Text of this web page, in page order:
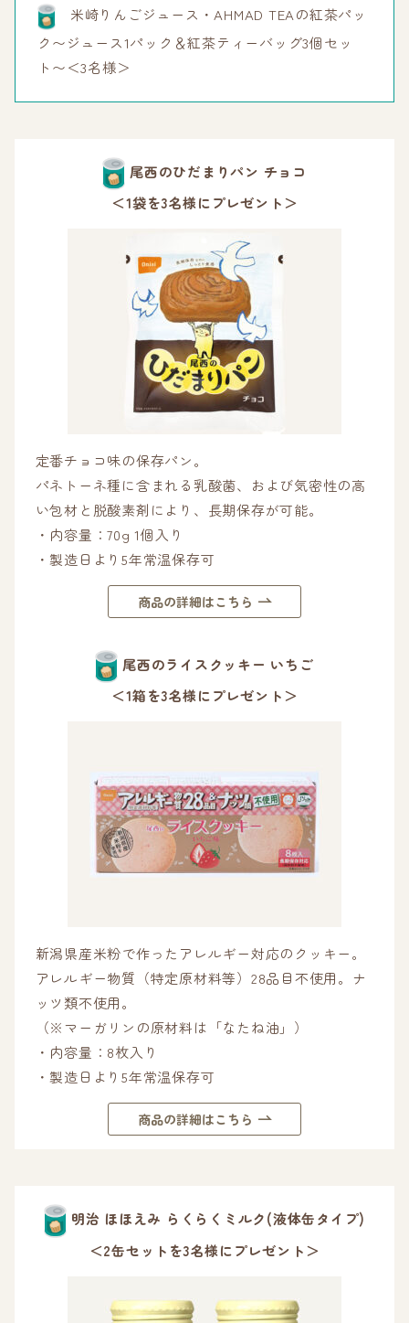
米崎りんごジュース・AHMAD TEAの紅茶パッ
ク〜ジュース1パック＆紅茶ティーバッグ3個セッ
ト〜＜3名様＞
尾西のひだまりパン チョコ
＜1袋を3名様にプレゼント＞
定番チョコ味の保存パン。
パネトーネ種に含まれる乳酸菌、および気密性の高
い包材と脱酸素剤により、長期保存が可能。
・内容量：70g 1個入り
・製造日より5年常温保存可
商品の詳細はこちら
尾西のライスクッキー いちご
＜1箱を3名様にプレゼント＞
新潟県産米粉で作ったアレルギー対応のクッキー。
アレルギー物質（特定原材料等）28品目不使用。ナ
ッツ類不使用。
（※マーガリンの原材料は「なたね油」）
・内容量：8枚入り
・製造日より5年常温保存可
商品の詳細はこちら
明治 ほほえみ らくらくミルク(液体缶タイプ)
＜2缶セットを3名様にプレゼント＞